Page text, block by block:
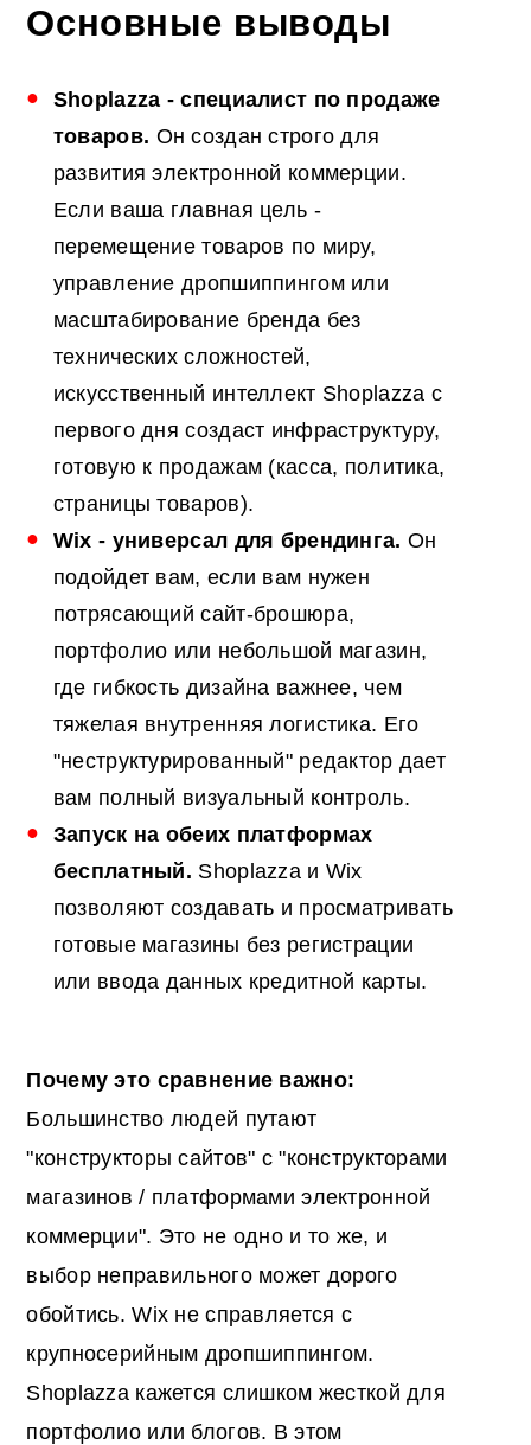
Основные выводы
Shoplazza - специалист по продаже
товаров. Он создан строго для
развития электронной коммерции.
Если ваша главная цель -
перемещение товаров по миру,
управление дропшиппингом или
масштабирование бренда без
технических сложностей,
искусственный интеллект Shoplazza с
первого дня создаст инфраструктуру,
готовую к продажам (касса, политика,
страницы товаров).
Wix - универсал для брендинга. Он
подойдет вам, если вам нужен
потрясающий сайт-брошюра,
портфолио или небольшой магазин,
где гибкость дизайна важнее, чем
тяжелая внутренняя логистика. Его
"неструктурированный" редактор дает
вам полный визуальный контроль.
Запуск на обеих платформах
бесплатный. Shoplazza и Wix
позволяют создавать и просматривать
готовые магазины без регистрации
или ввода данных кредитной карты.
Почему это сравнение важно:
Большинство людей путают
"конструкторы сайтов" с "конструкторами
магазинов / платформами электронной
коммерции". Это не одно и то же, и
выбор неправильного может дорого
обойтись. Wix не справляется с
крупносерийным дропшиппингом.
Shoplazza кажется слишком жесткой для
портфолио или блогов. В этом